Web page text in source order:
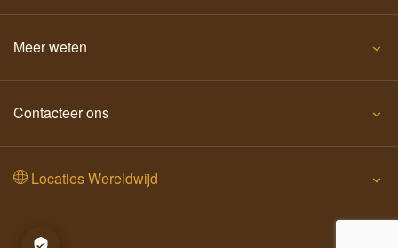
Meer weten
Contacteer ons
Locaties Wereldwijd